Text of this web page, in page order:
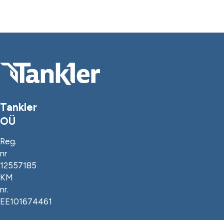
Tankler
OÜ
Reg.
nr
12557185
KM
nr.
EE101674461